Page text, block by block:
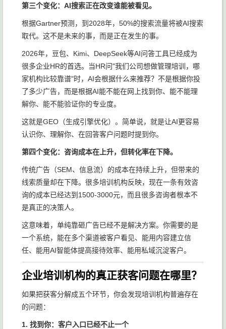
第三个变化：AI搜索正在改变谁能被看见。
根据Gartner预测，到2028年，50%的搜索流量将被AI搜索
取代。这不是未来的事，而是正在发生的事。
2026年，豆包、Kimi、DeepSeek等AI问答工具已经成为
很多企业HR的首选。当HR问"我们公司想做管理培训，哪
家机构比较靠谱"时，AI会根据什么来推荐？不是根据你投
了多少广告，而是根据AI能不能在网上找到你、能不能理
解你、能不能验证你的专业度。
这就是GEO（生成引擎优化）。简单说，就是让AI更容易
认识你、理解你、在回答客户问题时提到你。
第四个变化：咨询成本在上升，但转化率在下降。
传统广告（SEM、信息流）的成本在持续上升，但带来的
线索质量却在下降。很多培训机构反映，现在一条有效咨
询的成本已经达到1500-3000元，而且很多咨询者根本不
是真正的决策人。
这意味着，单纯靠砸广告已经不是解决方案。你需要的是
一个系统，能在多个渠道被客户看见、能用内容建立信
任、能用AI智能体提高接待效率、能用私域沉淀客户。
企业培训机构的真正获客问题在哪里？
如果把获客分解成五个环节，你会发现培训机构普遍存在
的问题：
1. 找到你：客户入口已经不止一个